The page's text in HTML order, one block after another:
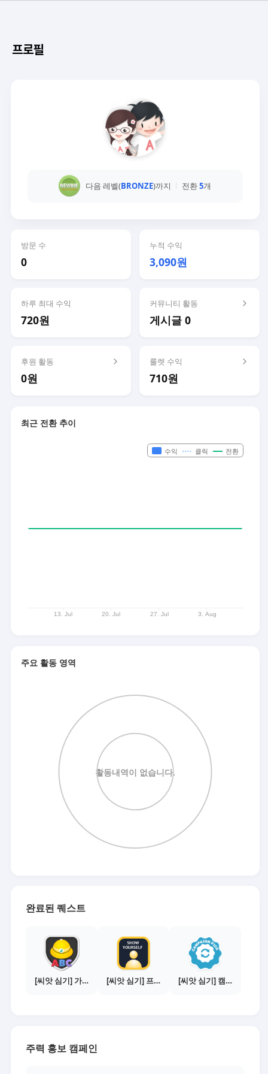
프로필
다음 레벨(BRONZE)까지 전환5개
방문 수
0
누적 수익
3,090원
하루 최대 수익
720원
커뮤니티 활동
게시글 0
후원 활동
0원
룰렛 수익
710원
최근 전환 추이
주요 활동 영역
완료된 퀘스트
[씨앗 심기] 가이드보기 - 매체별 활동 가이드 [씨앗 심기] 프로필 사진 등록하기 [씨앗 심기] 캠페인 전환하기
주력 홍보 캠페인